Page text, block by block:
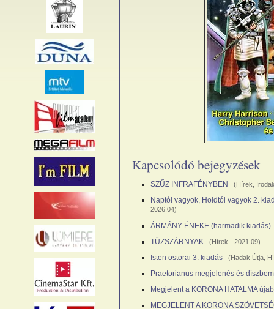
Kapcsolódó bejegyzések
SZŰZ INFRAFÉNYBEN (Hírek
Naptól vagyok, Holdtól vagyok 2.
2026.04)
ÁRMÁNY ÉNEKE (harmadik kiadás)
TŰZSZÁRNYAK
(Hírek - 2021.09)
Isten ostorai 3. kiadás (Hadak Útja
Praetorianus megjelenés és
Megjelent a KORONA HATALMA
MEGJELENT A KORONA